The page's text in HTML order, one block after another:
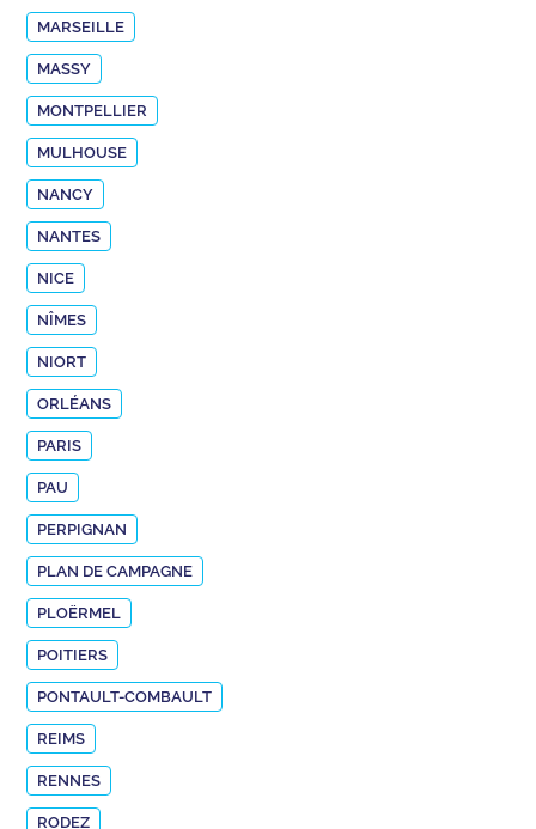
MARSEILLE
MASSY
MONTPELLIER
MULHOUSE
NANCY
NANTES
NICE
NÎMES
NIORT
ORLÉANS
PARIS
PAU
PERPIGNAN
PLAN DE CAMPAGNE
PLOËRMEL
POITIERS
PONTAULT-COMBAULT
REIMS
RENNES
RODEZ